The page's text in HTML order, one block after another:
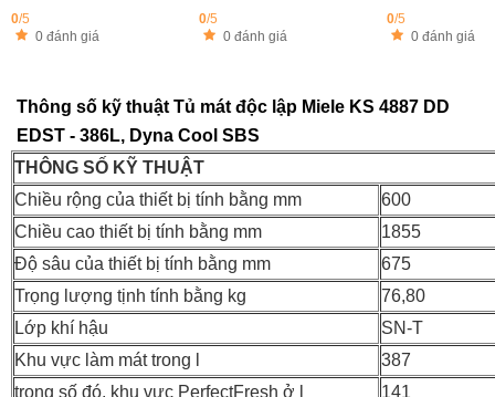
0/5
0 đánh giá
0/5
0 đánh giá
0/5
0 đánh giá
Thông số kỹ thuật Tủ mát độc lập Miele KS 4887 DD
EDST - 386L, Dyna Cool SBS
THÔNG SỐ KỸ THUẬT
Chiều rộng của thiết bị tính bằng mm
600
Chiều cao thiết bị tính bằng mm
1855
Độ sâu của thiết bị tính bằng mm
675
Trọng lượng tịnh tính bằng kg
76,80
Lớp khí hậu
SN-T
Khu vực làm mát trong l
387
trong số đó, khu vực PerfectFresh ở l
141